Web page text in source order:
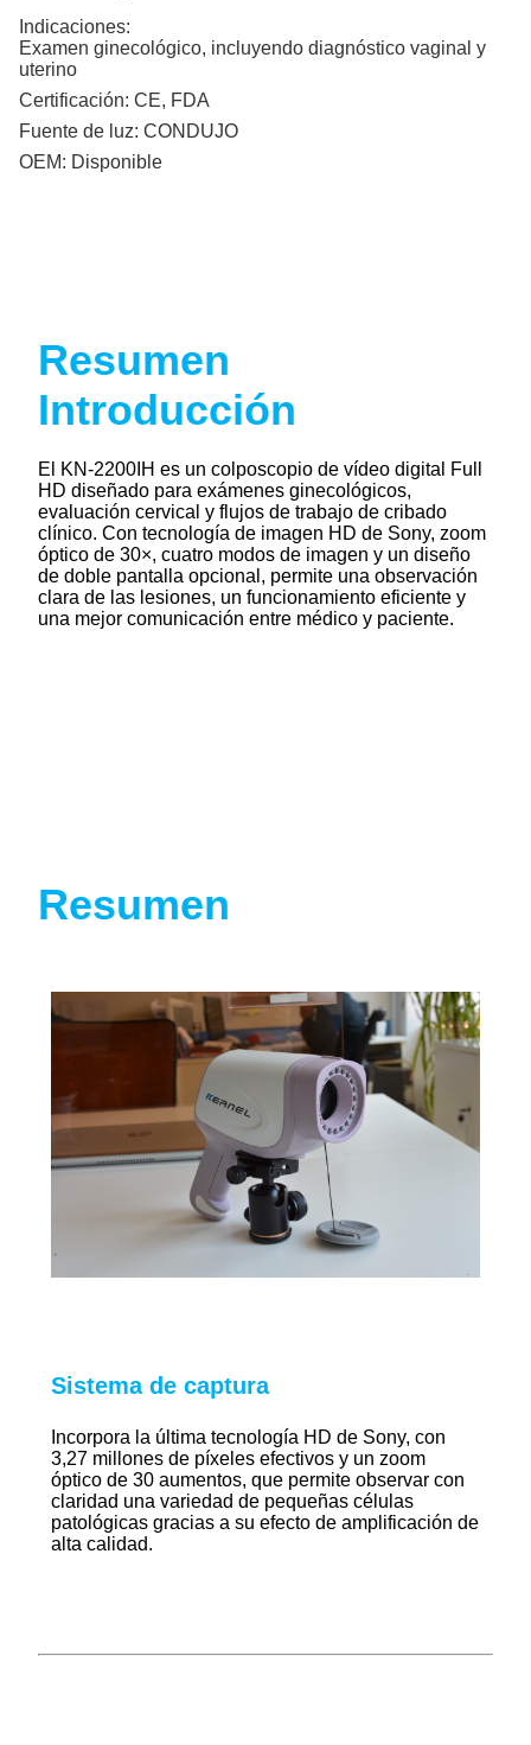
Indicaciones:
Examen ginecológico, incluyendo diagnóstico vaginal y
uterino
Certificación: CE, FDA
Fuente de luz: CONDUJO
OEM: Disponible
Resumen
Introducción
El KN-2200IH es un colposcopio de vídeo digital Full
HD diseñado para exámenes ginecológicos,
evaluación cervical y flujos de trabajo de cribado
clínico. Con tecnología de imagen HD de Sony, zoom
óptico de 30×, cuatro modos de imagen y un diseño
de doble pantalla opcional, permite una observación
clara de las lesiones, un funcionamiento eficiente y
una mejor comunicación entre médico y paciente.
Resumen
Sistema de captura
Incorpora la última tecnología HD de Sony, con
3,27 millones de píxeles efectivos y un zoom
óptico de 30 aumentos, que permite observar con
claridad una variedad de pequeñas células
patológicas gracias a su efecto de amplificación de
alta calidad.